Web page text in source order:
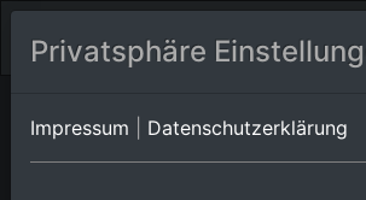
Eigeltingen Baden-Württemberg
Privatsphäre
Impressum Datenschutzerklärung